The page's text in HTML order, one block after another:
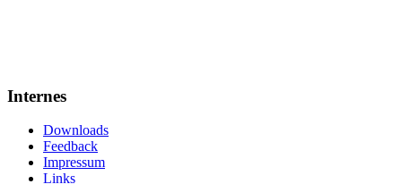
Internes
Downloads
Feedback
Impressum
Links